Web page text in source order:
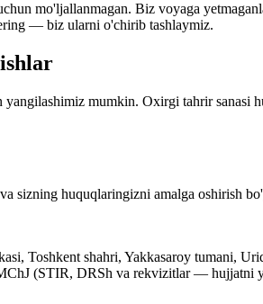
mo'ljallanmagan. Biz voyaga
— biz ularni o'chirib tashlaymiz.
mumkin. Oxirgi tahrir sanasi
sizning huquqlaringizni amalga oshirish
Toshkent shahri, Yakkasaroy tumani,
(STIR, DRSh va rekvizitlar — hujjatni